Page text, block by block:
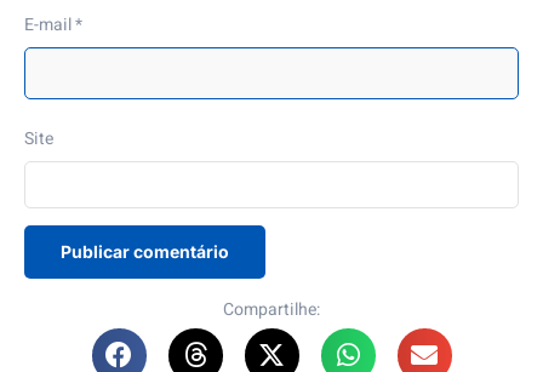
E-mail*
Site
Compartilhe: